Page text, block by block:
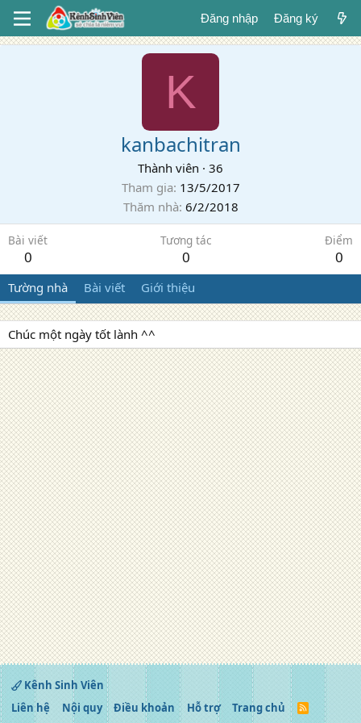
Đăng nhập Đăng ký
K
kanbachitran
Thành viên · 36
Tham gia 13/5/2017
Thăm nhà 6/2/2018
Bài viết
0
Tương tác
0
Điểm
0
Tường nhà Bài viết Giới thiệu
Chúc một ngày tốt lành ^^
Kênh Sinh Viên
Liên hệ
Nội quy Điều khoản Hỗ trợ Trang chủ
R